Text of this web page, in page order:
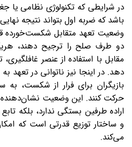
در شرایطی که تکنولوژی نظامی یا
باشد که ضربه اول بتواند نتیجه
وضعیت تعهد متقابل شکست‌خورده
دو طرف صلح را ترجیح دهند،
مقابل با استفاده از عنصر
دهد. در اینجا نیز ناتوانی در
بازیگران برای فرار از شکست،
حرکت کنند. این وضعیت
اراده طرفین بستگی ندارد، بلکه
و ساختار توزیع قدرتی است که
می‌کند.